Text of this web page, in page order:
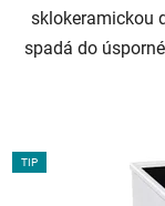
sklokeramickou
spadá do
TIP